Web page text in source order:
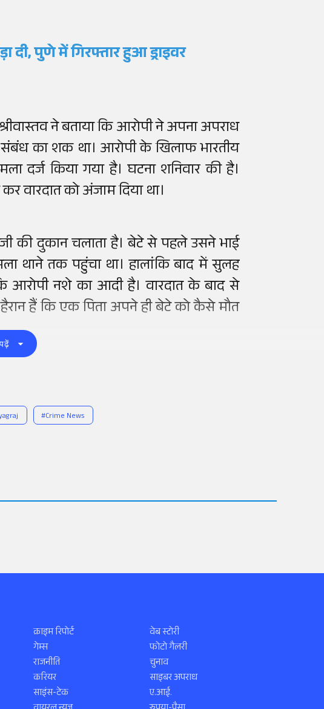
दी, पुणे में गिरफ्तार हुआ ड्राइवर
ने बताया कि आरोपी ने अपना अपराध
का शक था। आरोपी के खिलाफ भारतीय
दर्ज किया गया है। घटना शनिवार की है।
वारदात को अंजाम दिया था।
की दुकान चलाता है। बेटे से पहले उसने भाई
थाने तक पहुंचा था। हालांकि बाद में सुलह
आरोपी नशे का आदी है। वारदात के बाद से
हैं कि एक पिता अपने ही बेटे को कैसे मौत
#Crime News
क्राइम रिपोर्ट
गेम्स
राजनीति
करियर
साइंस-टेक
वेब स्टोरी
फोटो गैलरी
चुनाव
साइबर अपराध
ए.आई.